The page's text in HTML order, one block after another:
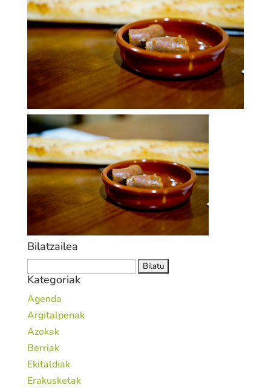
Bilatzailea
Kategoriak
Agenda
Argitalpenak
Azokak
Berriak
Ekitaldiak
Erakusketak